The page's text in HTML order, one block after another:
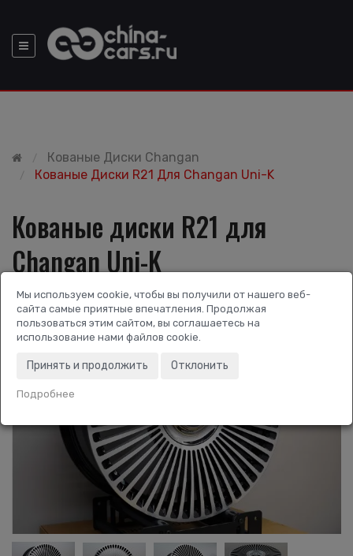
Кованые Диски Changan
Кованые Диски R21 Для Changan Uni-K
Кованые диски R21 для
Changan Uni-K
Мы используем cookie, чтобы вы получили от нашего веб-
сайта самые приятные впечатления. Продолжая
пользоваться этим сайтом, вы соглашаетесь на
использование нами файлов cookie.
Принять и продолжить Отклонить
Подробнее